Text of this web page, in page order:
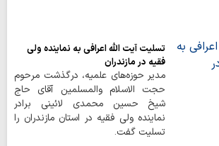
تسلیت آیت الله اعرافی به نماینده ولی
فقیه در مازندران
مدیر حوزه‌های علمیه، درگذشت مرحوم
حجت الاسلام والمسلمین آقای حاج
شیخ حسین محمدی لائینی برادر
نماینده ولی فقیه در استان مازندران را
تسلیت گفت.